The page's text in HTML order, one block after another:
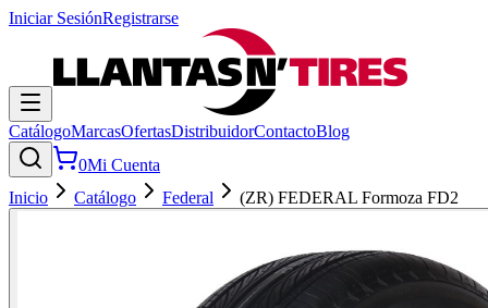
Iniciar SesiónRegistrarse
CatálogoMarcasOfertasDistribuidorContactoBlog
0Mi Cuenta
Inicio
Catálogo Federal (ZR) FEDERAL Formoza FD2